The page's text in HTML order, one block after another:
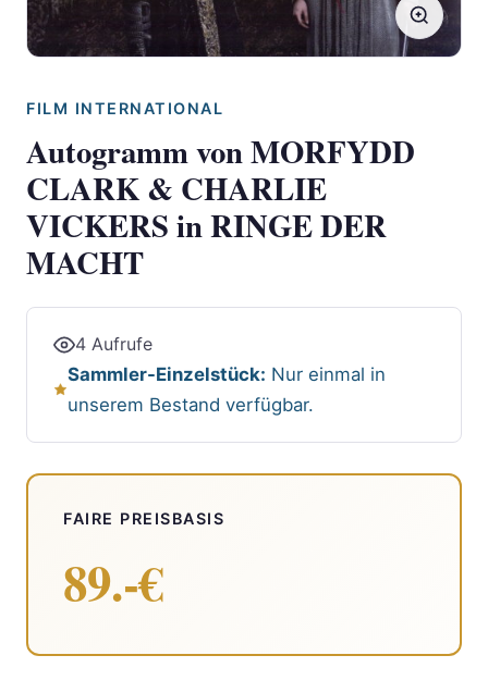
FILM INTERNATIONAL
Autogramm von MORFYDD
CLARK & CHARLIE
VICKERS in RINGE DER
MACHT
4 Aufrufe
Sammler-Einzelstück: Nur einmal in
unserem Bestand verfügbar.
FAIRE PREISBASIS
89.-€